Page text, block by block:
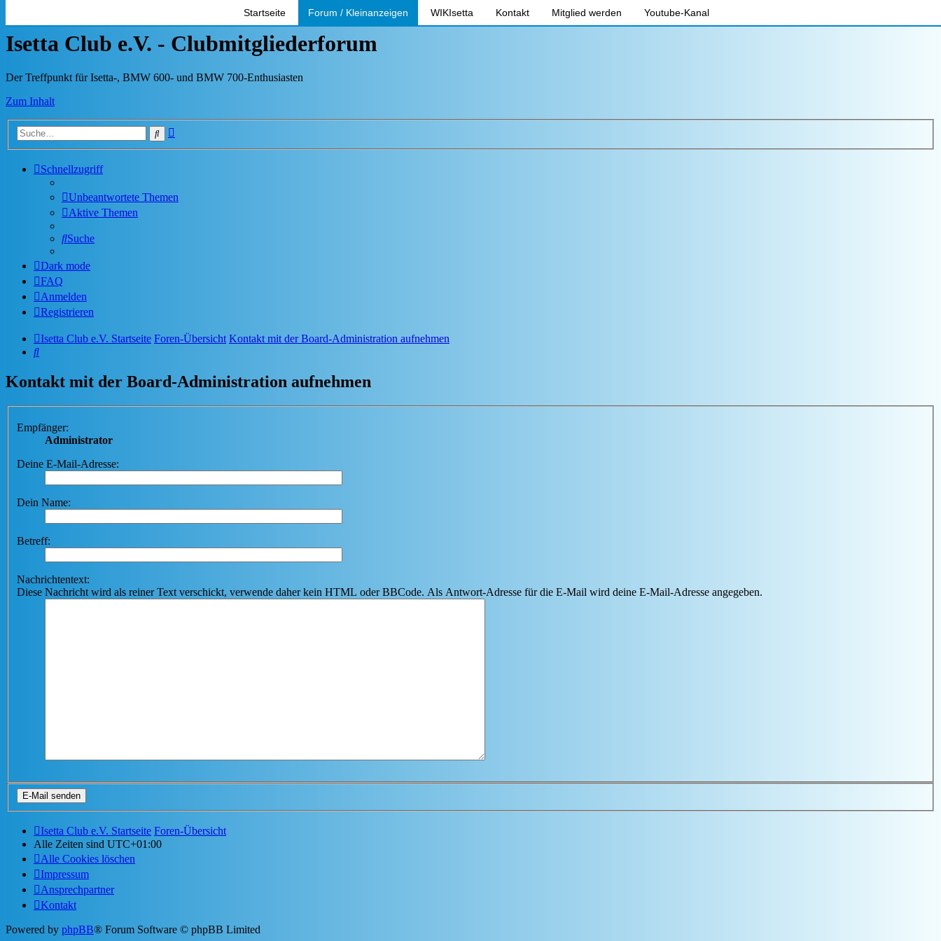
Startseite Forum / Kleinanzeigen WIKIsetta Kontakt Mitglied werden Youtube-Kanal
Isetta Club e.V. - Clubmitgliederforum
Der Treffpunkt für Isetta-, BMW 600- und BMW 700-Enthusiasten
Zum Inhalt
Suche
Schnellzugriff
Unbeantwortete Themen
Aktive Themen
Suche
Dark mode
FAQ
Anmelden
Registrieren
Isetta Club e.V. Startseite Foren-Übersicht Kontakt mit der Board-Administration aufnehmen
Suche
Kontakt mit der Board-Administration aufnehmen
Empfänger:
Administrator
Deine E-Mail-Adresse:
Dein Name:
Betreff:
Nachrichtentext:
Diese Nachricht wird als reiner Text verschickt, verwende daher kein HTML oder BBCode. Als Antwort-Adresse für die E-Mail wird deine E-Mail-Adresse angegeben.
Isetta Club e.V. Startseite Foren-Übersicht
Alle Zeiten sind UTC+01:00
Alle Cookies löschen
Impressum
Ansprechpartner
Kontakt
Powered by phpBB® Forum Software © phpBB Limited